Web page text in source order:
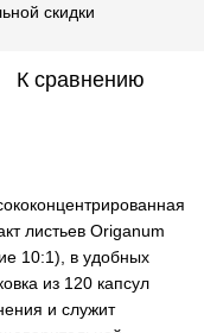
скидки
К сравнению
листьев Origanum
10:1), в удобных
из 120 капсул
и служит